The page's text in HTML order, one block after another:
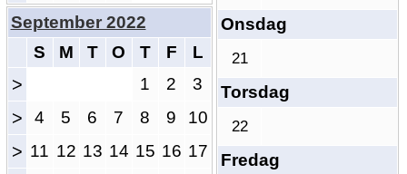
Onsdag
21
Torsdag
22
Fredag
September 2022
S
M T O T F L
> 1 2 3
> 4 5 6 7 8 9 10
> 11 12 13 14 15 16 17